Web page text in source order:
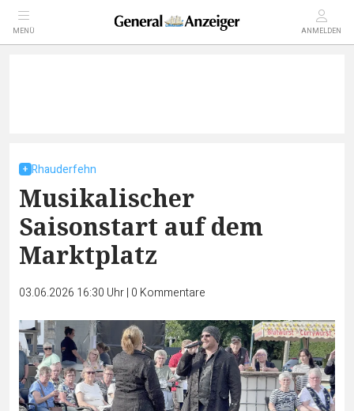
MENÜ ANMELDEN
Rhauderfehn
Musikalischer
Saisonstart auf dem
Marktplatz
03.06.2026 16:30 Uhr| 0 Kommentare